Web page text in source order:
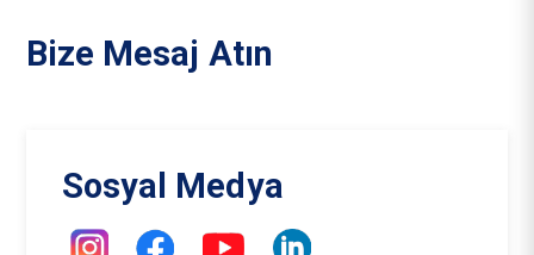
Bize Mesaj Atın
Sosyal Medya